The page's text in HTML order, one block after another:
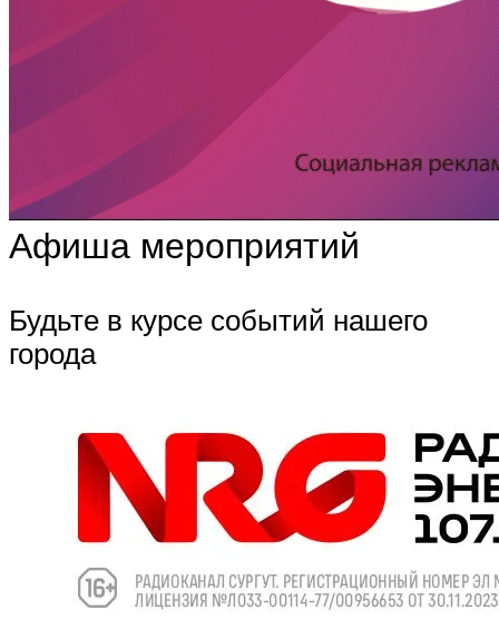
Афиша мероприятий
Будьте в курсе событий нашего
города